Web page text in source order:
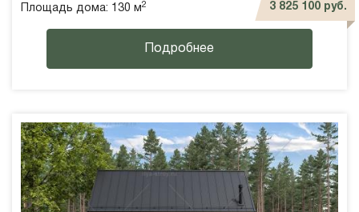
Площадь дома: 130 м2
3 825 100 руб.
Подробнее